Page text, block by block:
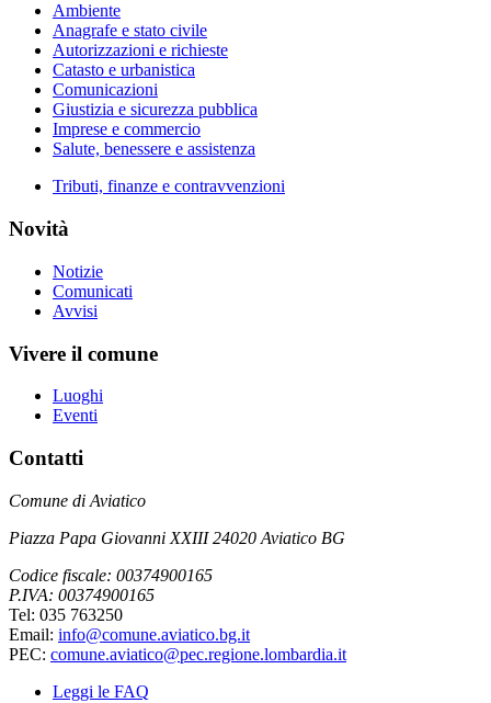
Ambiente
Anagrafe e stato civile
Autorizzazioni e richieste
Catasto e urbanistica
Comunicazioni
Giustizia e sicurezza pubblica
Imprese e commercio
Salute, benessere e assistenza
Tributi, finanze e contravvenzioni
Novità
Notizie
Comunicati
Avvisi
Vivere il comune
Luoghi
Eventi
Contatti
Comune di Aviatico
Piazza Papa Giovanni XXIII 24020 Aviatico BG
Codice fiscale: 00374900165
P.IVA: 00374900165
Tel: 035 763250
Email: info@comune.aviatico.bg.it
PEC: comune.aviatico@pec.regione.lombardia.it
Leggi le FAQ